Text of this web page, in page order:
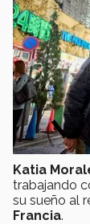
Katia
trabajando
su sueño al
Francia.